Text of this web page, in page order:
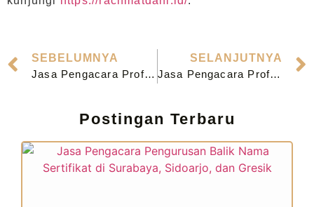
SEBELUMNYA
Jasa Pengacara Profesional Perusahaan di Mojokerto
SELANJUTNYA
Jasa Pengacara Profesional Perusahaan di Probolinggo
Postingan Terbaru